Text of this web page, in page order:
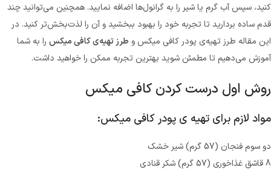
کنید، سپس آب گرم یا شیر را به گرانول‌ها اضافه نمایید. همچنین می‌توانید چند
قدم ساده بردارید تا تجربه خود را بهبود ببخشید و آن را لذت‌بخش‌تر کنید. در
این مقاله طرز تهیه‌ی پودر کافی میکس و طرز تهیه‌ی کافی میکس را به شما
آموزش می‌دهیم تا مطمئن شوید بهترین تجربه ممکن را خواهید داشت.
روش اول درست کردن کافی میکس
مواد لازم برای تهیه ی پودر کافی میکس:
دو سوم فنجان (57 گرم) شیر خشک
8 قاشق غذاخوری (57 گرم) شکر قنادی